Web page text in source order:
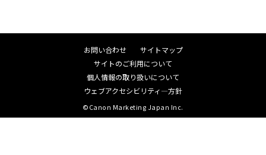
お問い合わせ
サイトマップ
サイトのご利用について
個人情報の取り扱いについて
ウェブアクセシビリティ―方針
©Canon Marketing Japan Inc.